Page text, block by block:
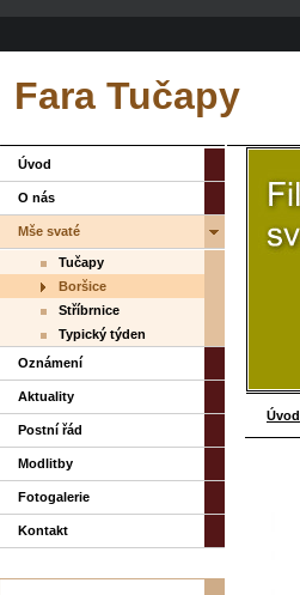
Fara Tučapy
Úvod
Úvod
O nás
Mše svaté
Tučapy
Boršice
Stříbrnice
Typický týden
Oznámení
Aktuality
Postní řád
Modlitby
Fotogalerie
Kontakt